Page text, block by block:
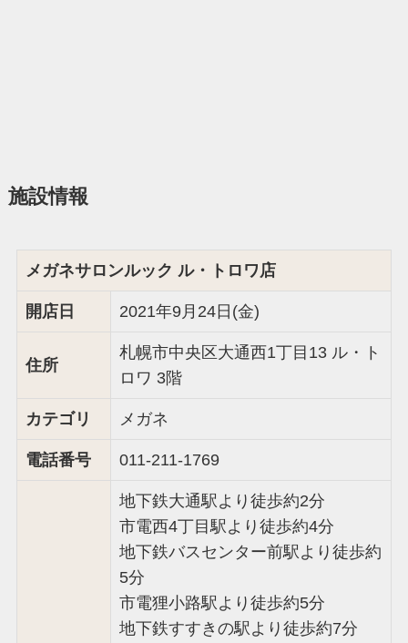
施設情報
メガネサロンルック ル・トロワ店
開店日 2021年9月24日(金)
住所
札幌市中央区大通西1丁目13 ル・ト
ロワ 3階
カテゴリ メガネ
電話番号 011-211-1769
地下鉄大通駅より徒歩約2分
市電西4丁目駅より徒歩約4分
地下鉄バスセンター前駅より徒歩約
5分
市電狸小路駅より徒歩約5分
地下鉄すすきの駅より徒歩約7分